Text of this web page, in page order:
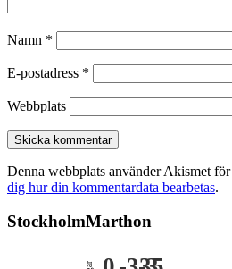
Namn *
E-postadress *
Webbplats
Denna webbplats använder Akismet
dig hur din kommentardata bearbetas.
StockholmMarthon